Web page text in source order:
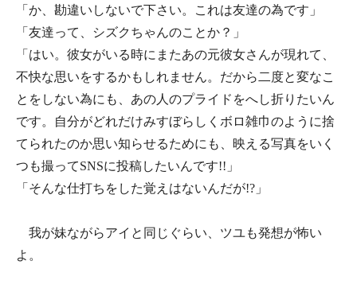
「か、勘違いしないで下さい。これは友達の為です」
「友達って、シズクちゃんのことか？」
「はい。彼女がいる時にまたあの元彼女さんが現れて、
不快な思いをするかもしれません。だから二度と変なこ
とをしない為にも、あの人のプライドをへし折りたいん
です。自分がどれだけみすぼらしくボロ雑巾のように捨
てられたのか思い知らせるためにも、映える写真をいく
つも撮ってSNSに投稿したいんです!!」
「そんな仕打ちをした覚えはないんだが!?」
我が妹ながらアイと同じぐらい、ツユも発想が怖い
よ。